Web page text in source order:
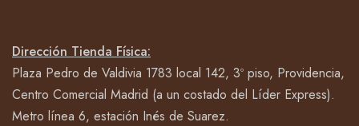
Dirección Tienda Física:
Plaza Pedro de Valdivia 1783 local 142, 3º piso, Providencia,
Centro Comercial Madrid (a un costado del Líder Express).
Metro línea 6, estación Inés de Suarez.